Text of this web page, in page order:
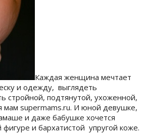
Каждая женщина мечтает
и одежду, выглядеть
стройной, подтянутой, ухоженной,
мам supermams.ru. И юной девушке,
и даже бабушке хочется
фигуре и бархатистой упругой коже.